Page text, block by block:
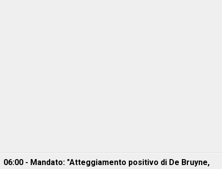
06:00 - Mandato: "Atteggiamento positivo di De Bruyne,